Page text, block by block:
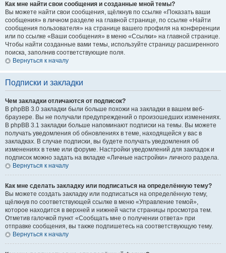
Как мне найти свои сообщения и созданные мной темы?
Вы можете найти свои сообщения, щёлкнув по ссылке «Показать ваши
сообщения» в личном разделе на главной странице, по ссылке «Найти
сообщения пользователя» на странице вашего профиля на конференции
или по ссылке «Ваши сообщения» в меню «Ссылки» на главной странице.
Чтобы найти созданные вами темы, используйте страницу расширенного
поиска, заполнив соответствующие поля.
Вернуться к началу
Подписки и закладки
Чем закладки отличаются от подписок?
В phpBB 3.0 закладки были больше похожи на закладки в вашем веб-
браузере. Вы не получали предупреждений о произошедших изменениях.
В phpBB 3.1 закладки больше напоминают подписки на темы. Вы можете
получать уведомления об обновлениях в теме, находящейся у вас в
закладках. В случае подписки, вы будете получать уведомления об
изменениях в теме или форуме. Настройки уведомлений для закладок и
подписок можно задать на вкладке «Личные настройки» личного раздела.
Вернуться к началу
Как мне сделать закладку или подписаться на определённую тему?
Вы можете создать закладку или подписаться на определённую тему,
щёлкнув по соответствующей ссылке в меню «Управление темой»,
которое находится в верхней и нижней части страницы просмотра тем.
Отметив галочкой пункт «Сообщать мне о получении ответа» при
отправке сообщения, вы также подпишетесь на соответствующую тему.
Вернуться к началу